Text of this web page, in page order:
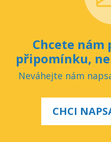
Chcete
připomínku,
Neváhejte nám
CHCI